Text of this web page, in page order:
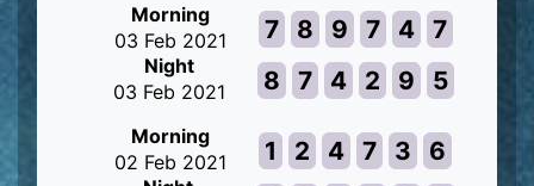
Morning
03 Feb 2021
7 8 9 7 4 7
Night
03 Feb 2021
8 7 4 2 9 5
Morning
02 Feb 2021
1 2 4 7 3 6